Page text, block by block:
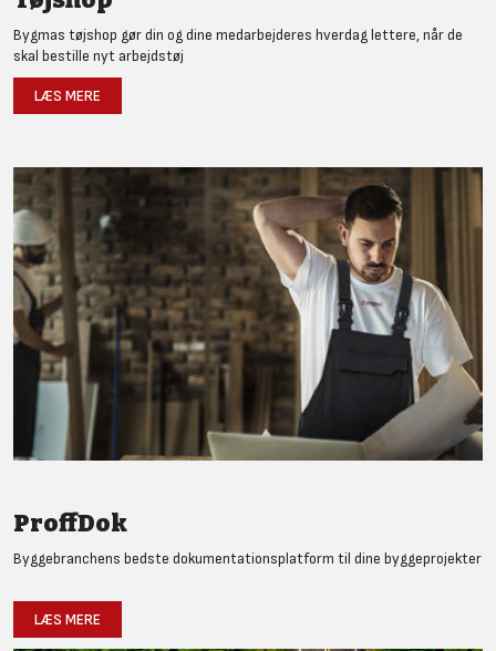
Bygmas tøjshop gør din og dine medarbejderes hverdag lettere, når de
skal bestille nyt arbejdstøj
LÆS MERE
ProffDok
Byggebranchens bedste dokumentationsplatform til dine byggeprojekter
LÆS MERE